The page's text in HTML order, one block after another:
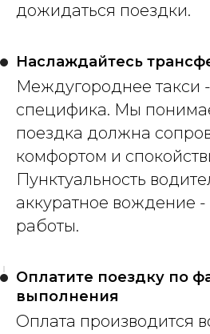
дожидаться поездки.
Наслаждайтесь
Междугороднее такси -
специфика. Мы
поездка должна
комфортом и
Пунктуальность
аккуратное вождение
работы.
Оплатите поездку по
выполнения
Оплата производится